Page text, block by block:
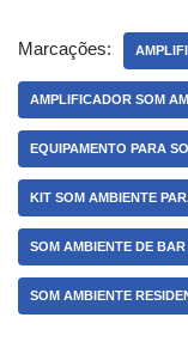
Marcações:
AMPLIFICADOR SOM
EQUIPAMENTO PARA
KIT SOM AMBIENTE
SOM AMBIENTE DE BAR
SOM AMBIENTE